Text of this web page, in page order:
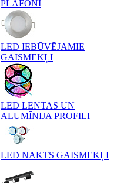
PLAFONI
LED IEBŪVĒJAMIE
GAISMEKĻI
LED LENTAS UN
ALUMĪNIJA PROFILI
LED NAKTS GAISMEKĻI